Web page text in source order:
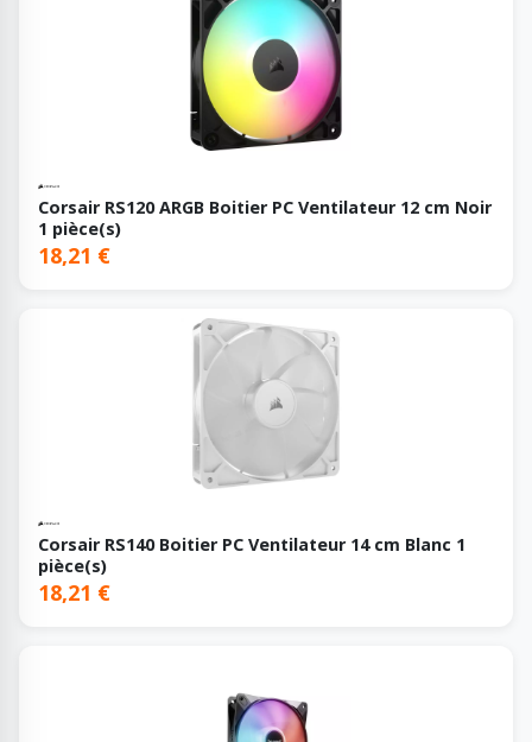
Corsair RS120 ARGB Boitier PC Ventilateur 12 cm Noir
1 pièce(s)
18,21 €
Corsair RS140 Boitier PC Ventilateur 14 cm Blanc 1
pièce(s)
18,21 €